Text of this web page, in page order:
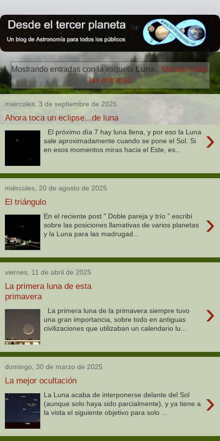
Mostrando entradas con la etiqueta Luna.
Mostrar todas
las entradas
miércoles, 3 de septiembre de 2025
Ahora toca un eclipse...de luna
›
El próximo día 7 hay luna llena, y por eso la Luna
sale aproximadamente cuando se pone el Sol. Si
en esos momentos miras hacia el Este, es...
miércoles, 20 de agosto de 2025
El triángulo
›
En el reciente post " Doble pareja y trío " escribí
sobre las posiciones llamativas de varios planetas
y la Luna para las madrugad...
viernes, 11 de abril de 2025
La primera luna de esta
primavera
›
La primera luna de la primavera siempre tuvo
una gran importancia, sobre todo en antiguas
civilizaciones que utilizaban un calendario lu...
domingo, 30 de marzo de 2025
La mejor ocultación
›
La Luna acaba de interponerse delante del Sol
(aunque solo haya sido parcialmente), y ya tiene a
la vista el siguiente objetivo para solo ...